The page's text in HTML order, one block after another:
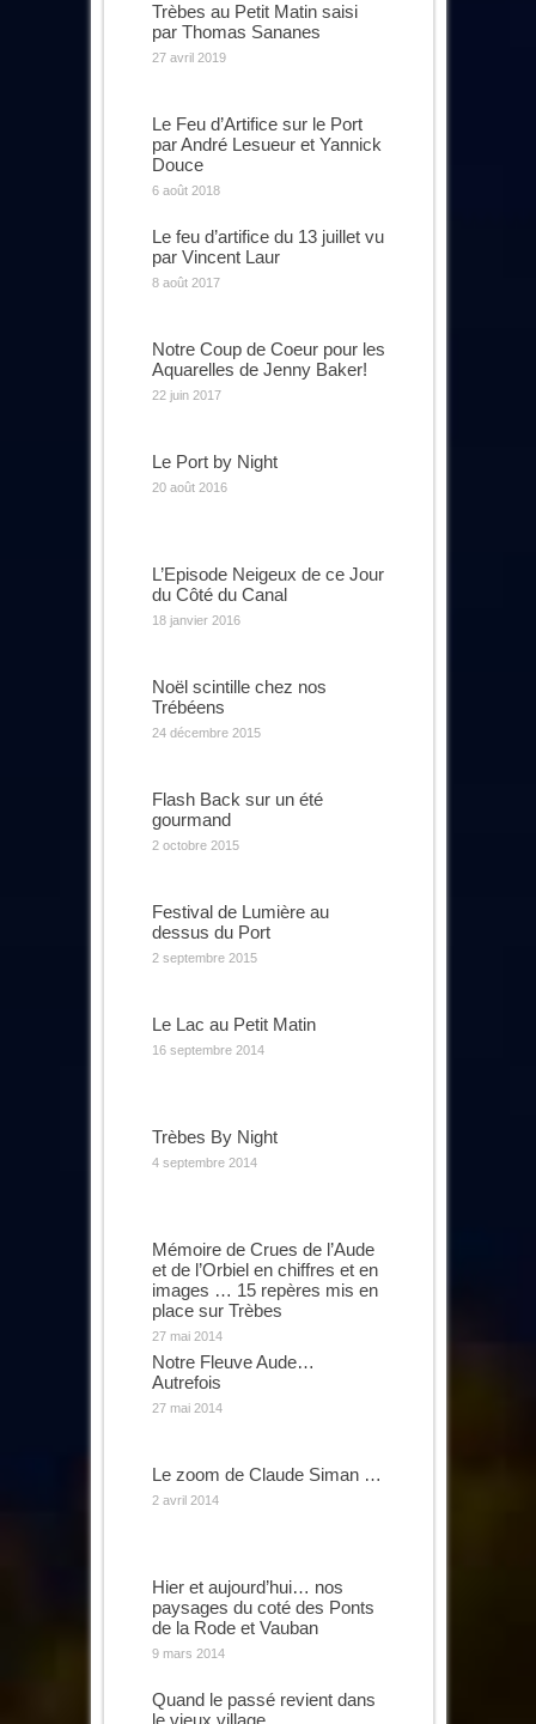
Trèbes au Petit Matin saisi
par Thomas Sananes
27 avril 2019
Le Feu d’Artifice sur le Port
par André Lesueur et Yannick
Douce
6 août 2018
Le feu d’artifice du 13 juillet vu
par Vincent Laur
8 août 2017
Notre Coup de Coeur pour les
Aquarelles de Jenny Baker!
22 juin 2017
Le Port by Night
20 août 2016
L’Episode Neigeux de ce Jour
du Côté du Canal
18 janvier 2016
Noël scintille chez nos
Trébéens
24 décembre 2015
Flash Back sur un été
gourmand
2 octobre 2015
Festival de Lumière au
dessus du Port
2 septembre 2015
Le Lac au Petit Matin
16 septembre 2014
Trèbes By Night
4 septembre 2014
Mémoire de Crues de l’Aude
et de l’Orbiel en chiffres et en
images … 15 repères mis en
place sur Trèbes
27 mai 2014
Notre Fleuve Aude…
Autrefois
27 mai 2014
Le zoom de Claude Siman …
2 avril 2014
Hier et aujourd’hui… nos
paysages du coté des Ponts
de la Rode et Vauban
9 mars 2014
Quand le passé revient dans